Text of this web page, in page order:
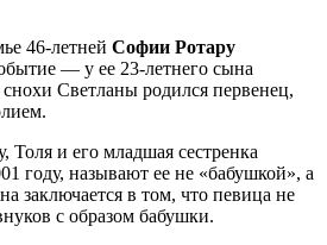
46-летней Софии Ротару
— у ее 23-летнего сына
Светланы родился первенец,
Толя и его младшая сестренка
году, называют ее не «бабушкой», а
заключается в том, что певица не
с образом бабушки.